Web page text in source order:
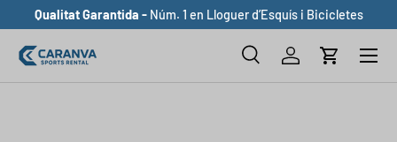
ANAR AL CONTINGUT
Qualitat Garantida - Núm. 1 en Lloguer d’Esquís i Bicicletes
Cerca
BuscarInicia sessió
Cistella